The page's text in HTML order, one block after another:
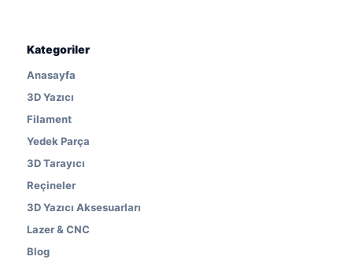
Kategoriler
Anasayfa
3D Yazıcı
Filament
Yedek Parça
3D Tarayıcı
Reçineler
3D Yazıcı Aksesuarları
Lazer & CNC
Blog